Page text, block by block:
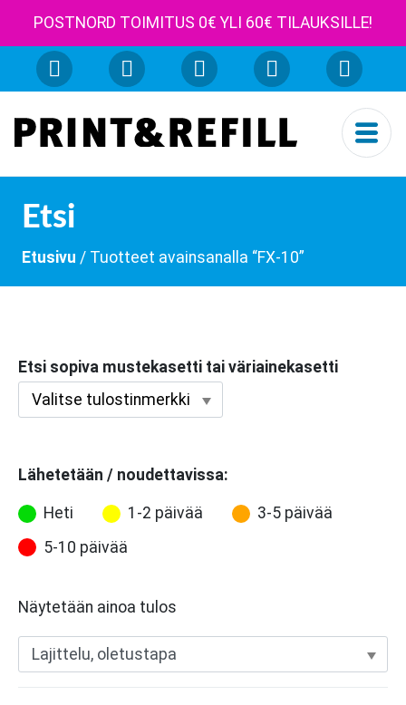
POSTNORD TOIMITUS 0€ YLI 60€ TILAUKSILLE!
Etsi
Etusivu / Tuotteet avainsanalla “FX-10”
Etsi sopiva mustekasetti tai väriainekasetti
Lähetetään / noudettavissa:
Heti 1-2 päivää
3-5 päivää
5-10 päivää
Näytetään ainoa tulos